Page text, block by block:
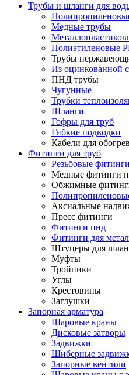
Трубы и шланги для
Медные трубы
Полиэтиленовые
Трубы
Из оцинкованной
ПНД трубы
Чугунные
Трубки
Шланги
Гофры для труб
Гибкие подводки
Кабели для
Фитинги для труб
Резьбовые фитинги
Медные фитинги
Обжимные
Аксиальные
Пресс фитинги
Фитинги пнд
Фитинги для
Штуцеры для
Муфты
Тройники
Углы
Крестовины
Заглушки
Запорная арматура
Шаровые краны
Дисковые затворы
Задвижки
Шиберные
Запорные вентили